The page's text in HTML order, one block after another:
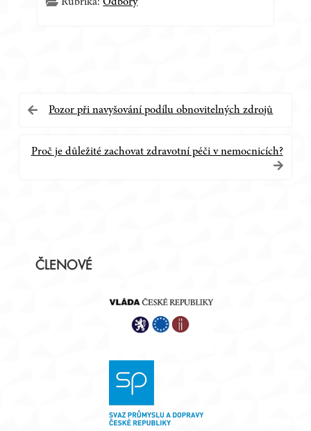
Navigace
Pozor při navyšování podílu obnovitelných zdrojů
Proč je důležité zachovat zdravotní péči v nemocnicích?
ČLENOVÉ